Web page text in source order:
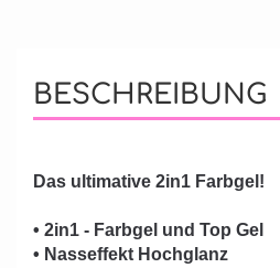
BESCHREIBUNG
Das ultimative 2in1 Farbgel!
• 2in1 - Farbgel und Top Gel
• Nasseffekt Hochglanz